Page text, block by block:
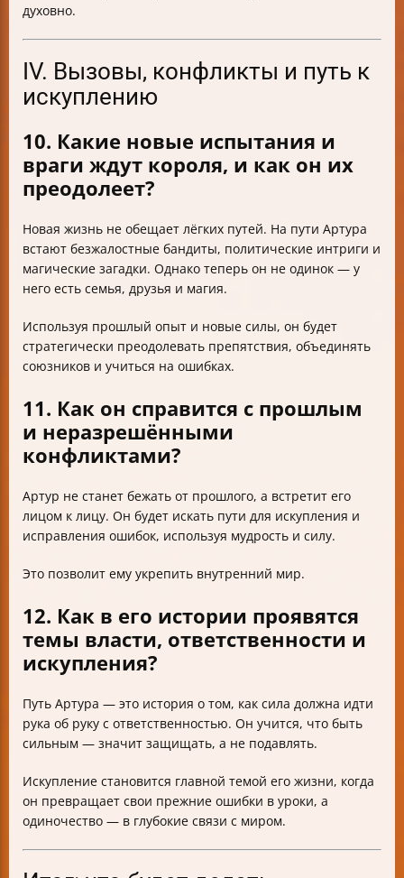
духовно.
IV. Вызовы, конфликты и путь к
искуплению
10. Какие новые испытания и
враги ждут короля, и как он их
преодолеет?
Новая жизнь не обещает лёгких путей. На пути Артура
встают безжалостные бандиты, политические интриги и
магические загадки. Однако теперь он не одинок — у
него есть семья, друзья и магия.
Используя прошлый опыт и новые силы, он будет
стратегически преодолевать препятствия, объединять
союзников и учиться на ошибках.
11. Как он справится с прошлым
и неразрешёнными
конфликтами?
Артур не станет бежать от прошлого, а встретит его
лицом к лицу. Он будет искать пути для искупления и
исправления ошибок, используя мудрость и силу.
Это позволит ему укрепить внутренний мир.
12. Как в его истории проявятся
темы власти, ответственности и
искупления?
Путь Артура — это история о том, как сила должна идти
рука об руку с ответственностью. Он учится, что быть
сильным — значит защищать, а не подавлять.
Искупление становится главной темой его жизни, когда
он превращает свои прежние ошибки в уроки, а
одиночество — в глубокие связи с миром.